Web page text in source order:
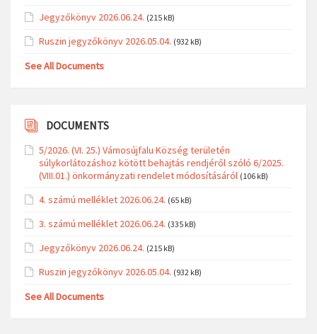
Jegyzőkönyv 2026.06.24. (215 kB)
Ruszin jegyzőkönyv 2026.05.04. (932 kB)
See All Documents
DOCUMENTS
5/2026. (VI. 25.) Vámosújfalu Község területén
súlykorlátozáshoz kötött behajtás rendjéről szóló 6/2025.
(VIII.01.) önkormányzati rendelet módosításáról (106 kB)
4. számú melléklet 2026.06.24. (65 kB)
3. számú melléklet 2026.06.24. (335 kB)
Jegyzőkönyv 2026.06.24. (215 kB)
Ruszin jegyzőkönyv 2026.05.04. (932 kB)
See All Documents